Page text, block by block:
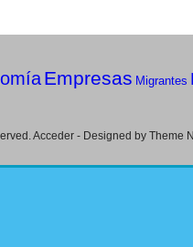
Empresas Migrantes
Acceder - Designed by Theme